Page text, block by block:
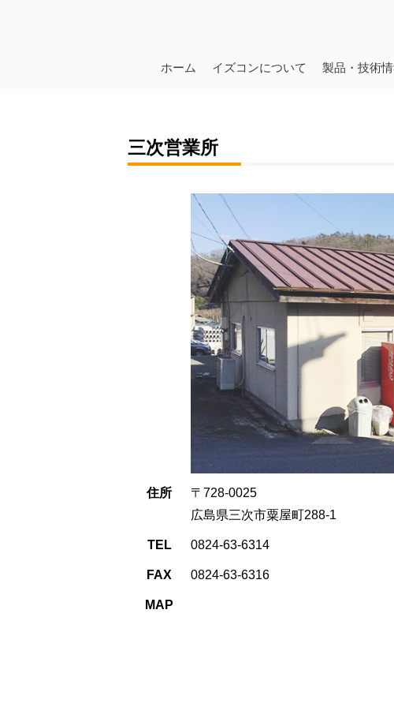
ホーム イズコンについて 製品・技術
三次営業所
住所
〒728-0025
広島県三次市粟屋町288-1
TEL 0824-63-6314
FAX 0824-63-6316
MAP